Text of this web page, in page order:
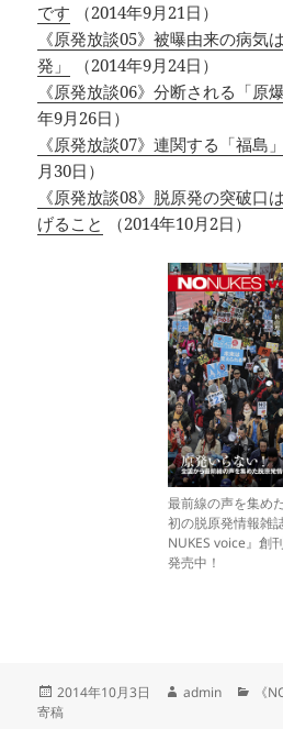
です （2014年9月21日）
《原発放談05》被曝由来の病気
発」
（2014年9月24日）
《原発放談06》分断される「原
年9月26日）
《原発放談07》連関する「福島
月30日）
《原発放談08》脱原発の突破口
げること
（2014年10月2日）
最前線の声を集め
初の脱原発情報雑
NUKES voice』創
発売中！
投
稿
2014年10月3日
作
admin
カ《
寄稿